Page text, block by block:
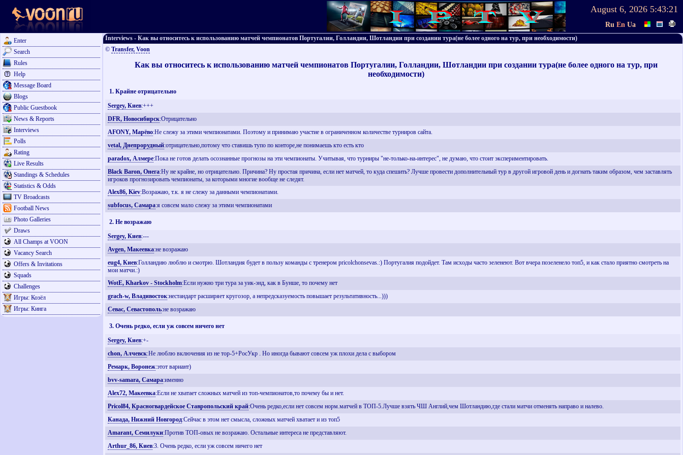
August 6, 2026 5:43:21
Ru En Ua
Enter
Search
Rules
Help
Message Board
Blogs
Public Guestbook
News & Reports
Interviews
Polls
Rating
Live Results
Standings & Schedules
Statistics & Odds
TV Broadcasts
Football News
Photo Galleries
Draws
All Champs at VOON
Vacancy Search
Offers & Invitations
Squads
Challenges
Игры: Козёл
Игры: Кинга
Interviews - Как вы относитесь к использованию матчей чемпионатов Португалии, Голландии, Шотландии при создании тура(не более одного на тур, при необходимости)
© Transfer, Voon
Как вы относитесь к использованию матчей чемпионатов Португалии, Голландии, Шотландии при создании тура(не более одного на тур, при
необходимости)
1. Крайне отрицательно
Sergey, Киев:+++
DFR, Новосибирск:Отрицательно
AFONY, Марёво:Не слежу за этими чемпионатами. Поэтому и принимаю участие в ограниченном количестве турниров сайта.
vetal, Днепрорудный:отрицательно,потому что ставишь тупо по конторе,не понимаешь кто есть кто
paradox, Алмере:Пока не готов делать осознанные прогнозы на эти чемпионаты. Учитывая, что турниры "не-только-на-интерес", не думаю, что стоит экспериментировать.
Black Baron, Онега:Ну не крайне, но отрицательно. Причина? Ну простая причина, если нет матчей, то куда спешить? Лучше провести дополнительный тур в другой игровой день и догнать таким образом, чем заставлять
игроков прогнозировать чемпионаты, за которыми многие вообще не следят.
Alex86, Kiev:Возражаю, т.к. я не слежу за данными чемпионатами.
subfocus, Самара:я совсем мало слежу за этими чемпионатами
2. Не возражаю
Sergey, Киев:---
Avgen, Макеевка:не возражаю
eug4, Киев:Голландию люблю и смотрю. Шотландия будет в пользу команды с тренером pricolchonsevas.:) Португалия подойдет. Там исходы часто зеленеют. Вот вчера позеленело топ5, и как стало приятно смотреть на
мои матчи.:)
WotE, Kharkov - Stockholm:Если нужно три тура за уик-энд, как в Бунше, то почему нет
grach-w, Владивосток:нестандарт расширяет кругозор, а непредсказуемость повышает результативность...)))
Севас, Севастополь:не возражаю
3. Очень редко, если уж совсем ничего нет
Sergey, Киев:+-
chon, Алчевск:Не люблю включения из не тор-5+РосУкр . Но иногда бывают совсем уж плохи дела с выбором
Ремарк, Воронеж:этот вариант)
bvv-samara, Самара:именно
Alex72, Макеевка:Если не хватает сложных матчей из топ-чемпионатов,то почему бы и нет.
Pricol84, Красногвардейское Ставропольский край:Очень редко,если нет совсем норм.матчей в ТОП-5.Лучше взять ЧШ Англий,чем Шотландию,где стали матчи отменять направо и налево.
Канада, Нижний Новгород:Сейчас в этом нет смысла, сложных матчей хватает и из топ5
Amarant, Семилуки:Против ТОП-овых не возражаю. Остальные интереса не представляют.
Arthur_86, Киев:3. Очень редко, если уж совсем ничего нет